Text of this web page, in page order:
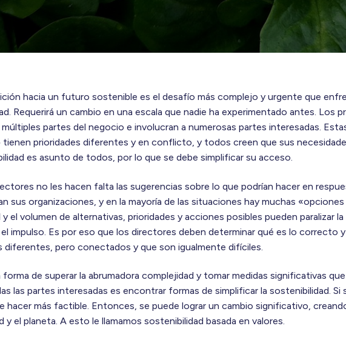
hacia un futuro sostenible es el desafío más complejo y urgente que
Requerirá un cambio en una escala que nadie ha experimentado antes. Los
partes del negocio e involucran a numerosas partes interesadas.
tienen prioridades diferentes y en conflicto, y todos creen que sus
es asunto de todos, por lo que se debe simplificar su acceso.
no les hacen falta las sugerencias sobre lo que podrían hacer en
sus organizaciones, y en la mayoría de las situaciones hay muchas
y el volumen de alternativas, prioridades y acciones posibles pueden paralizar
impulso. Es por eso que los directores deben determinar qué es lo correcto
diferentes, pero conectados y que son igualmente difíciles.
forma de superar la abrumadora complejidad y tomar medidas significativas
las partes interesadas es encontrar formas de simplificar la sostenibilidad. Si
hacer más factible. Entonces, se puede lograr un cambio significativo,
y el planeta. A esto le llamamos sostenibilidad basada en valores.